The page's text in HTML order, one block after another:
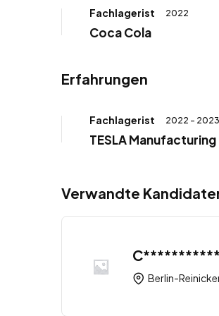
Fachlagerist 2022
Coca Cola
Erfahrungen
Fachlagerist 2022 - 2023
TESLA Manufacturing
Verwandte
Berlin-